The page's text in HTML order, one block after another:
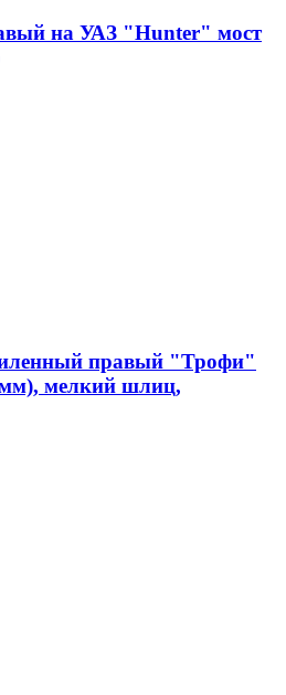
на УАЗ "Hunter" мост
правый "Трофи"
мелкий шлиц,